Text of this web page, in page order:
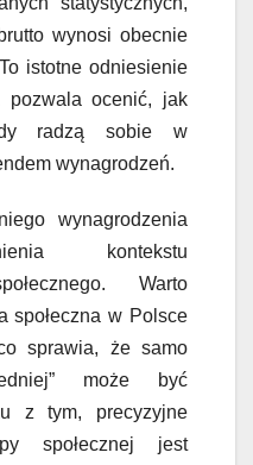
wynosi obecnie
istotne odniesienie
ocenić, jak
radzą sobie w
wynagrodzeń.
wynagrodzenia
kontekstu
Warto
społeczna w Polsce
sprawia, że samo
może być
z tym, precyzyjne
społecznej jest